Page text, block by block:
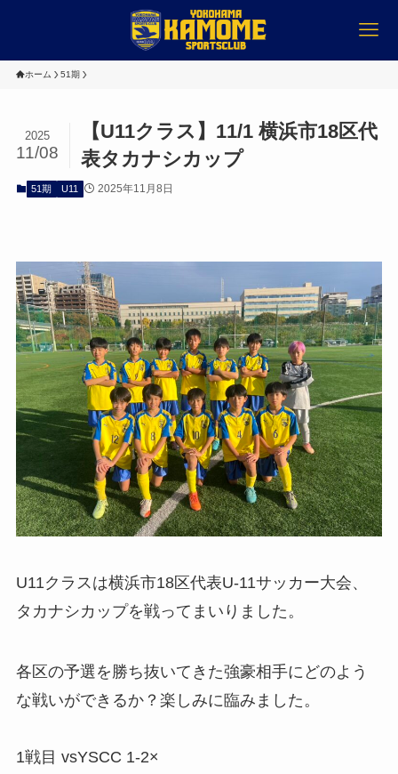
ホーム 51期
【U11クラス】11/1 横浜市18区代
表タカナシカップ
2025
11/08
51期 U11 2025年11月8日
U11クラスは横浜市18区代表U-11サッカー大会、
タカナシカップを戦ってまいりました。
各区の予選を勝ち抜いてきた強豪相手にどのよう
な戦いができるか？楽しみに臨みました。
1戦目 vsYSCC 1-2×